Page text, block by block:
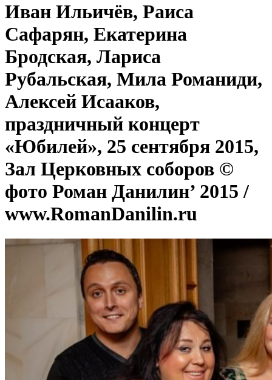
Иван Ильичёв, Раиса
Сафарян, Екатерина
Бродская, Лариса
Рубальская, Мила Романиди,
Алексей Исааков,
праздничный концерт
«Юбилей», 25 сентября 2015,
Зал Церковных соборов ©
фото Роман Данилин’ 2015 /
www.RomanDanilin.ru